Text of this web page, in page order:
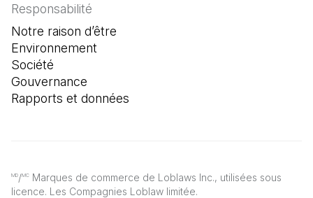
MD/MC Marques de commerce de Loblaws Inc., utilisées sous
licence. Les Compagnies Loblaw limitée.
Responsabilité
Notre raison d’être
Environnement
Société
Gouvernance
Rapports et données